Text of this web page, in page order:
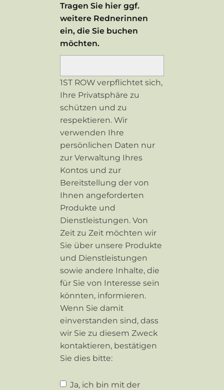
Tragen Sie hier ggf.
weitere Rednerinnen
ein, die Sie buchen
möchten.
1ST ROW verpflichtet sich,
Ihre Privatsphäre zu
schützen und zu
respektieren. Wir
verwenden Ihre
persönlichen Daten nur
zur Verwaltung Ihres
Kontos und zur
Bereitstellung der von
Ihnen angeforderten
Produkte und
Dienstleistungen. Von
Zeit zu Zeit möchten wir
Sie über unsere Produkte
und Dienstleistungen
sowie andere Inhalte, die
für Sie von Interesse sein
könnten, informieren.
Wenn Sie damit
einverstanden sind, dass
wir Sie zu diesem Zweck
kontaktieren, bestätigen
Sie dies bitte:
Ja, ich bin mit der